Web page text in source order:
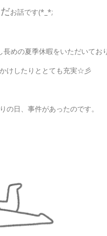
お話です(*_*;
めの夏季休暇をいただいてお
けしたりととても充実☆彡
の日、事件があったのです。